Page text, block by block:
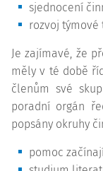
sjednocení
rozvoj týmové
Je zajímavé, že
měly v té době
členům své
poradní orgán
popsány okruhy
pomoc